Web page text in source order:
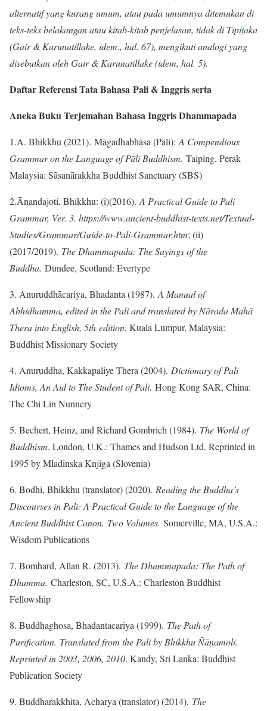
alternatif yang kurang umum, atau pada umumnya ditemukan di
teks-teks belakangan atau kitab-kitab penjelasan, tidak di Tipiṭaka
(Gair & Karunatillake, idem., hal. 67), mengikuti analogi yang
disebutkan oleh Gair & Karunatillake (idem, hal. 5).
Daftar Referensi Tata Bahasa Pali & Inggris serta
Aneka Buku Terjemahan Bahasa Inggris Dhammapada
1.A. Bhikkhu (2021). Māgadhabhāsa (Pāli):A Compendious
Grammar on the Language of Pāli Buddhism. Taiping, Perak
Malaysia: Sāsanārakkha Buddhist Sanctuary (SBS)
2.Ānandajoti, Bhikkhu: (i)(2016).A Practical Guide to Pali
Grammar, Ver. 3. https://www.ancient-buddhist-texts.net/Textual-
Studies/Grammar/Guide-to-Pali-Grammar.htm; (ii)
(2017/2019). The Dhammapada: The Sayings of the
Buddha. Dundee, Scotland: Evertype
3. Anuruddhācariya, Bhadanta (1987).A Manual of
Abhidhamma, edited in the Pali and translated by Nārada Mahā
Thera into English, 5th edition. Kuala Lumpur, Malaysia:
Buddhist Missionary Society
4. Anuruddha, Kakkapaliye Thera (2004). Dictionary of Pali
Idioms, An Aid to The Student of Pali. Hong Kong SAR, China:
The Chi Lin Nunnery
5. Bechert, Heinz, and Richard Gombrich (1984). The World of
Buddhism. London, U.K.: Thames and Hudson Ltd. Reprinted in
1995 by Mladinska Knjiga (Slovenia)
6. Bodhi, Bhikkhu (translator) (2020). Reading the Buddha’s
Discourses in Pali: A Practical Guide to the Language of the
Ancient Buddhist Canon. Two Volumes. Somerville, MA, U.S.A.:
Wisdom Publications
7. Bomhard, Allan R. (2013). The Dhammapada: The Path of
Dhamma. Charleston, SC, U.S.A.: Charleston Buddhist
Fellowship
8. Buddhaghosa, Bhadantacariya (1999). The Path of
Purification. Translated from the Pali by Bhikkhu Ñāṇamoli.
Reprinted in 2003, 2006, 2010. Kandy, Sri Lanka: Buddhist
Publication Society
9. Buddharakkhita, Acharya (translator) (2014). The